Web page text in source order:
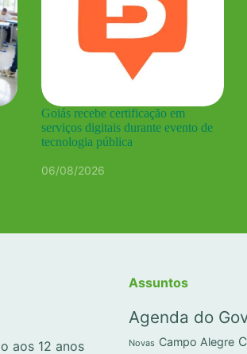
Goiás recebe certificação em
serviços digitais durante evento de
tecnologia pública
06/08/2026
aos 12 anos
Assuntos
Agenda do
Novas Campo Alegre